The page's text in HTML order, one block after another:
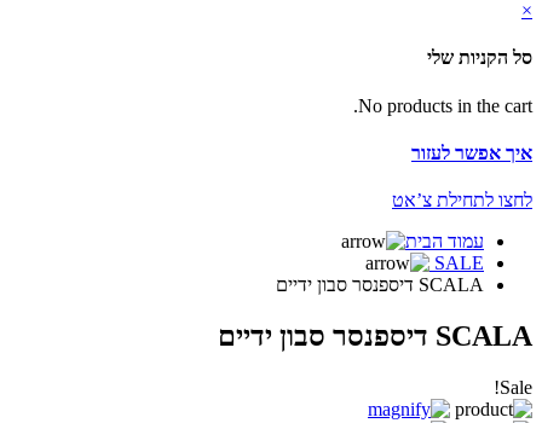
×
סל הקניות שלי
No products in the cart.
איך אפשר לעזור
לחצו לתחילת צ’אט
עמוד הבית
SALE
SCALA דיספנסר סבון ידיים
SCALA דיספנסר סבון ידיים
Sale!